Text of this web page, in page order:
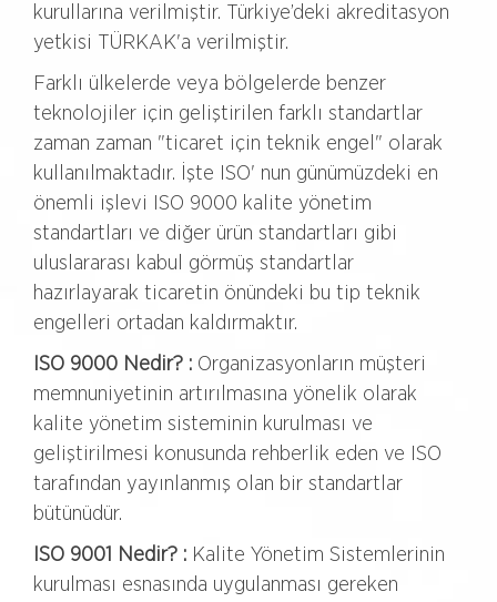
kurullarına verilmiştir. Türkiye’deki akreditasyon
yetkisi TÜRKAK'a verilmiştir.
Farklı ülkelerde veya bölgelerde benzer
teknolojiler için geliştirilen farklı standartlar
zaman zaman "ticaret için teknik engel" olarak
kullanılmaktadır. İşte ISO' nun günümüzdeki en
önemli işlevi ISO 9000 kalite yönetim
standartları ve diğer ürün standartları gibi
uluslararası kabul görmüş standartlar
hazırlayarak ticaretin önündeki bu tip teknik
engelleri ortadan kaldırmaktır.
ISO 9000 Nedir? : Organizasyonların müşteri
memnuniyetinin artırılmasına yönelik olarak
kalite yönetim sisteminin kurulması ve
geliştirilmesi konusunda rehberlik eden ve ISO
tarafından yayınlanmış olan bir standartlar
bütünüdür.
ISO 9001 Nedir? : Kalite Yönetim Sistemlerinin
kurulması esnasında uygulanması gereken